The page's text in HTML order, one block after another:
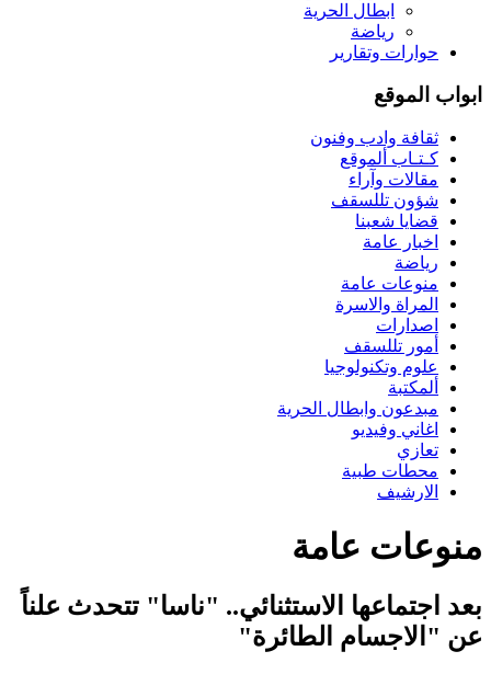
ابطال الحرية
رياضة
حوارات وتقارير
ابواب الموقع
ثقافة وادب وفنون
كـتـاب ألموقع
مقالات وآراء
شؤون تللسقف
قضايا شعبنا
اخبار عامة
رياضة
منوعات عامة
المراة والاسرة
اصدارات
أمور تللسقف
علوم وتكنولوجيا
ألمكتبة
مبدعون وابطال الحرية
اغاني وفيديو
تعازي
محطات طبية
الارشيف
منوعات عامة
بعد اجتماعها الاستثنائي.. "ناسا" تتحدث علناً
عن "الاجسام الطائرة"